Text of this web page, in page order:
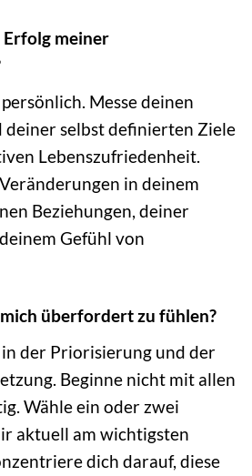
Erfolg meiner
Messe deinen
selbst definierten Ziele
Lebenszufriedenheit.
in deinem
Beziehungen, deiner
Gefühl von
überfordert zu fühlen?
in der Priorisierung und der
Beginne nicht mit allen
Wähle ein oder zwei
aktuell am wichtigsten
dich darauf, diese